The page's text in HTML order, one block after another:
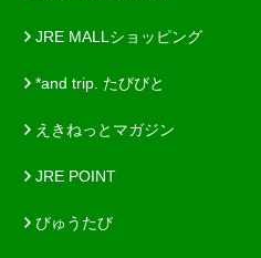
JRE MALLショッピング
*and trip. たびびと
えきねっとマガジン
JRE POINT
びゅうたび